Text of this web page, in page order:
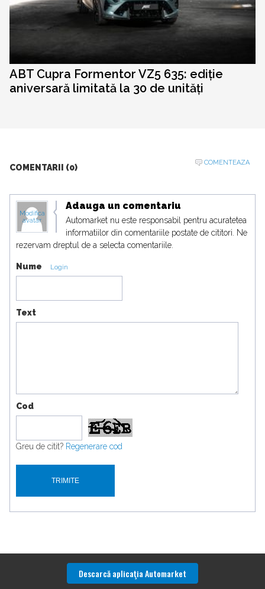
ABT Cupra Formentor VZ5 635: ediție
aniversară limitată la 30 de unități
COMENTARII (0)
COMENTEAZA
Modifica
avatar
Adauga un comentariu
Automarket nu este responsabil pentru acuratetea
informatiilor din comentariile postate de cititori. Ne
rezervam dreptul de a selecta comentariile.
Nume Login
Text
Cod
Greu de citit? Regenerare cod
Descarcă aplicaţia Automarket